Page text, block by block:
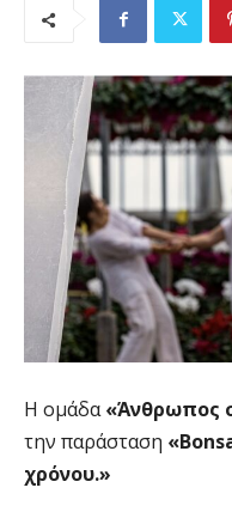
Η ομάδα«Άνθρωπος
την παράσταση
χρόνου.»